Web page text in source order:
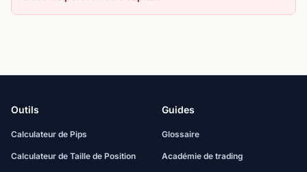
Outils
Calculateur de Pips
Calculateur de Taille de Position
Guides
Glossaire
Académie de trading